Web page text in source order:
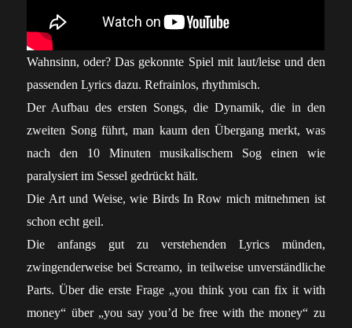
Wahnsinn, oder? Das gekonnte Spiel mit laut/leise und den
passenden Lyrics dazu. Refrainlos, rhythmisch.
Der Aufbau des ersten Songs, die Dynamik, die in den
zweiten Song führt, man kaum den Übergang merkt, was
nach den 10 Minuten musikalischem Sog einen wie
paralysiert im Sessel gedrückt hält.
Die Art und Weise, wie Birds In Row mich mitnehmen ist
schon echt geil.
Die anfangs gut zu verstehenden Lyrics münden,
zwingenderweise bei Screamo, in teilweise unverständliche
Parts. Über die erste Frage „you think you can fix it with
money“ über „you say you’d be free with the money“ zu